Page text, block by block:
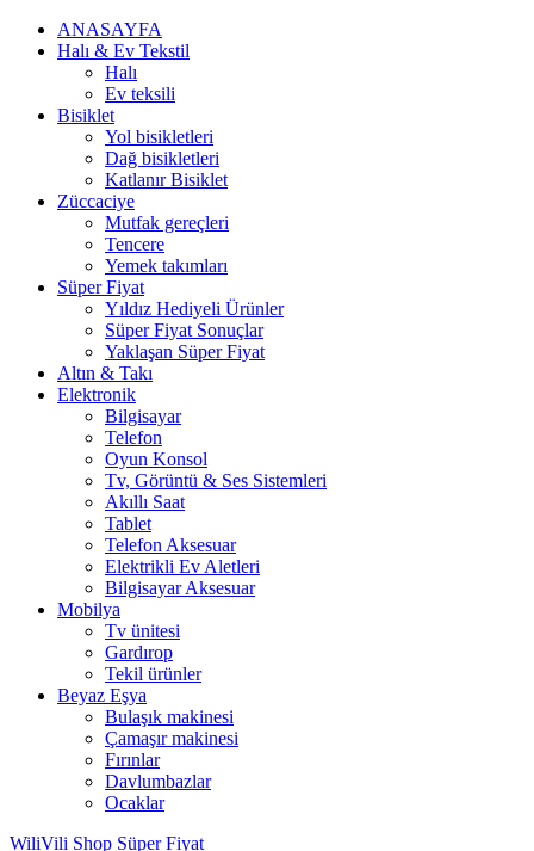
ANASAYFA
Halı & Ev Tekstil
Halı
Ev teksili
Bisiklet
Yol bisikletleri
Dağ bisikletleri
Katlanır Bisiklet
Züccaciye
Mutfak gereçleri
Tencere
Yemek takımları
Süper Fiyat
Yıldız Hediyeli Ürünler
Süper Fiyat Sonuçlar
Yaklaşan Süper Fiyat
Altın & Takı
Elektronik
Bilgisayar
Telefon
Oyun Konsol
Tv, Görüntü & Ses Sistemleri
Akıllı Saat
Tablet
Telefon Aksesuar
Elektrikli Ev Aletleri
Bilgisayar Aksesuar
Mobilya
Tv ünitesi
Gardırop
Tekil ürünler
Beyaz Eşya
Bulaşık makinesi
Çamaşır makinesi
Fırınlar
Davlumbazlar
Ocaklar
WiliVili Shop Süper Fiyat